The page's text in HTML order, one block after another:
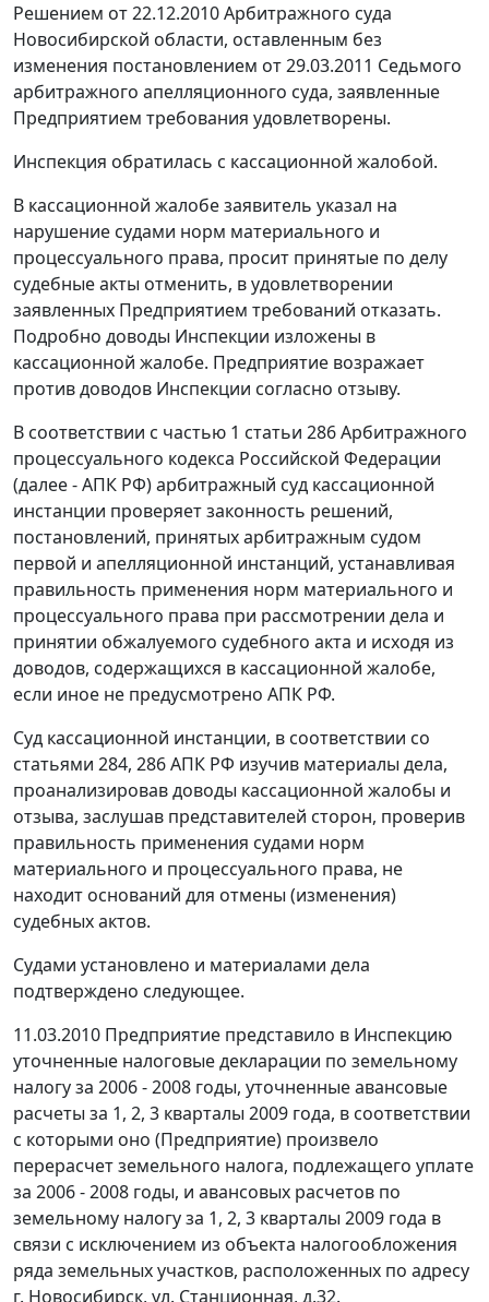
Решением от 22.12.2010 Арбитражного суда
Новосибирской области, оставленным без
изменения постановлением от 29.03.2011 Седьмого
арбитражного апелляционного суда, заявленные
Предприятием требования удовлетворены.
Инспекция обратилась с кассационной жалобой.
В кассационной жалобе заявитель указал на
нарушение судами норм материального и
процессуального права, просит принятые по делу
судебные акты отменить, в удовлетворении
заявленных Предприятием требований отказать.
Подробно доводы Инспекции изложены в
кассационной жалобе. Предприятие возражает
против доводов Инспекции согласно отзыву.
В соответствии с частью 1 статьи 286Арбитражного
процессуального кодекса Российской Федерации
(далее - АПК РФ) арбитражный суд кассационной
инстанции проверяет законность решений,
постановлений, принятых арбитражным судом
первой и апелляционной инстанций, устанавливая
правильность применения норм материального и
процессуального права при рассмотрении дела и
принятии обжалуемого судебного акта и исходя из
доводов, содержащихся в кассационной жалобе,
если иное не предусмотрено АПК РФ.
Суд кассационной инстанции, в соответствии со
статьями 284, 286АПК РФ изучив материалы дела,
проанализировав доводы кассационной жалобы и
отзыва, заслушав представителей сторон, проверив
правильность применения судами норм
материального и процессуального права, не
находит оснований для отмены (изменения)
судебных актов.
Судами установлено и материалами дела
подтверждено следующее.
11.03.2010 Предприятие представило в Инспекцию
уточненные налоговые декларации по земельному
налогу за 2006 - 2008 годы, уточненные авансовые
расчеты за 1, 2, 3 кварталы 2009 года, в соответствии
с которыми оно (Предприятие) произвело
перерасчет земельного налога, подлежащего уплате
за 2006 - 2008 годы, и авансовых расчетов по
земельному налогу за 1, 2, 3 кварталы 2009 года в
связи с исключением из объекта налогообложения
ряда земельных участков, расположенных по адресу
г. Новосибирск, ул. Станционная, д.32.